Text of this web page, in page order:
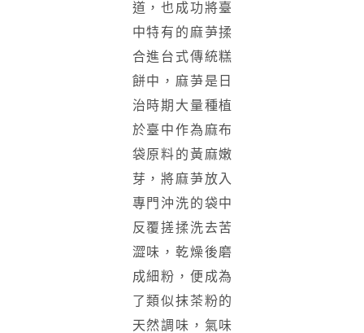
道，也成功將臺
中特有的麻芛揉
合進台式傳統糕
餅中，麻芛是日
治時期大量種植
於臺中作為麻布
袋原料的黃麻嫩
芽，將麻芛放入
專門沖洗的袋中
反覆搓揉洗去苦
澀味，乾燥後磨
成細粉，便成為
了類似抹茶粉的
天然調味，氣味